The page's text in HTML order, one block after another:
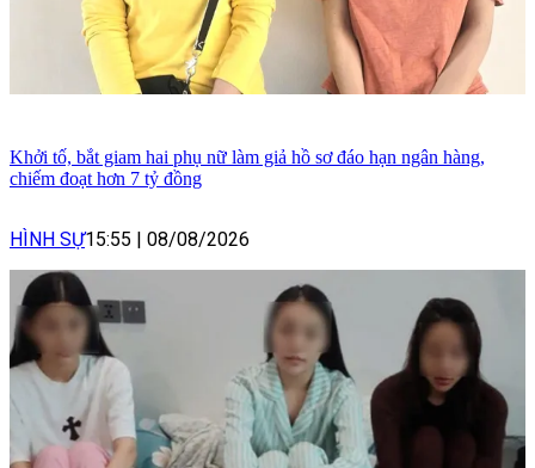
Khởi tố, bắt giam hai phụ nữ làm giả hồ sơ đáo hạn ngân hàng,
chiếm đoạt hơn 7 tỷ đồng
HÌNH SỰ15:55 | 08/08/2026